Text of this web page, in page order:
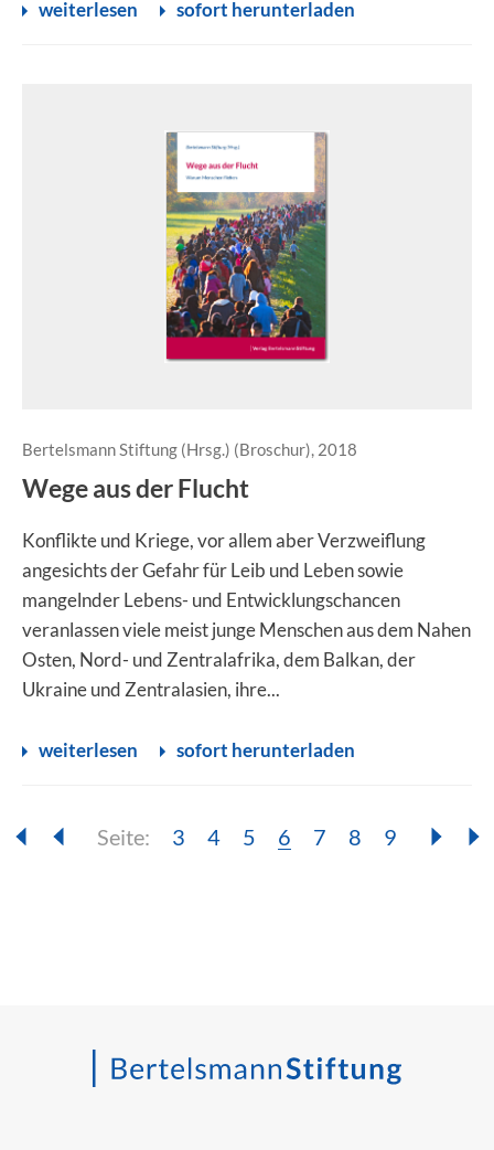
weiterlesen sofort herunterladen
Bertelsmann Stiftung (Hrsg.) (Broschur), 2018
Wege aus der Flucht
Konflikte und Kriege, vor allem aber Verzweiflung
angesichts der Gefahr für Leib und Leben sowie
mangelnder Lebens- und Entwicklungschancen
veranlassen viele meist junge Menschen aus dem Nahen
Osten, Nord- und Zentralafrika, dem Balkan, der
Ukraine und Zentralasien, ihre...
weiterlesen sofort herunterladen
Seite: Seite:
3 Seite:
4 Seite:
5 Seite:
6 Seite:
7 Seite:
8 Seite:
9